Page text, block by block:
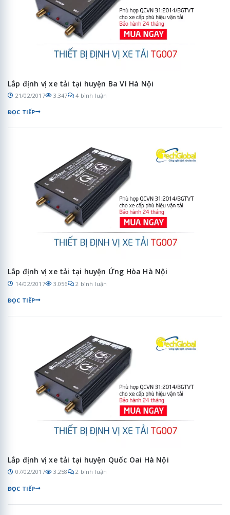
Lắp định vị xe tải tại huyện Ba Vì Hà Nội
21/02/2017 3.347 4 bình luận
ĐỌC TIẾP
Lắp định vị xe tải tại huyện Ứng Hòa Hà Nội
14/02/2017 3.056 2 bình luận
ĐỌC TIẾP
Lắp định vị xe tải tại huyện Quốc Oai Hà Nội
07/02/2017 3.258 2 bình luận
ĐỌC TIẾP